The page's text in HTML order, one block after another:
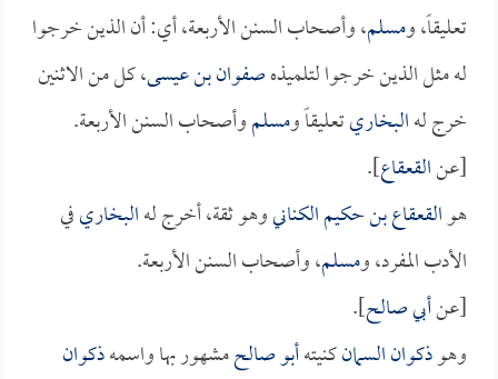
تعليقاً، ومسلم، وأصحاب السنن الأربعة، أي: أن الذين خرجوا
له مثل الذين خرجوا لتلميذهصفوان بن عيسى، كل من الاثنين
خرج لهالبخاريتعليقاً ومسلموأصحاب السنن الأربعة.
[عنالقعقاع].
هوالقعقاع بن حكيم الكنانيوهو ثقة، أخرج لهالبخاريفي
الأدب المفرد، ومسلم، وأصحاب السنن الأربعة.
[عنأبي صالح].
وهوذكوان السمانكنيتهأبو صالحمشهور بها واسمهذكوان